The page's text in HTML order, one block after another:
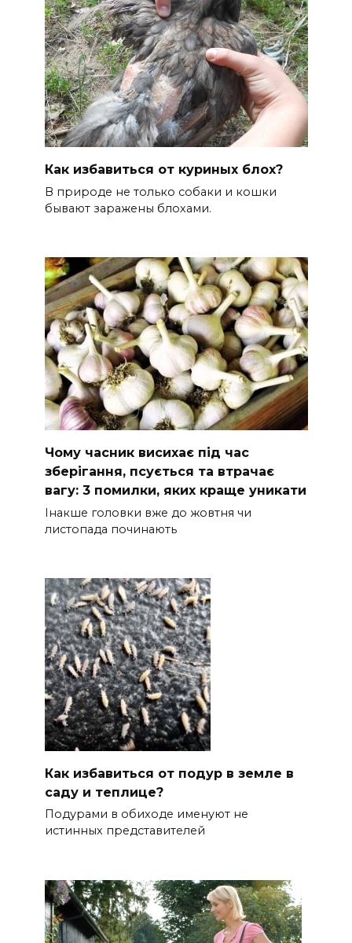
Как избавиться от куриных блох?
В природе не только собаки и кошки
бывают заражены блохами.
Чому часник висихає під час
зберігання, псується та втрачає
вагу: 3 помилки, яких краще уникати
Інакше головки вже до жовтня чи
листопада починають
Как избавиться от подур в земле в
саду и теплице?
Подурами в обиходе именуют не
истинных представителей